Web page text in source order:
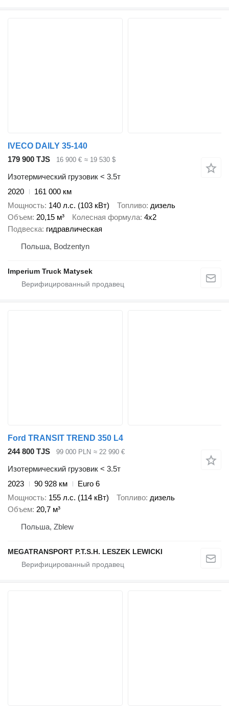
IVECO DAILY 35-140
179 900 TJS
16 900 € ≈ 19 530 $
Изотермический грузовик < 3.5т
2020
161 000 км
Мощность 140 л.с. (103 кВт) Топливо дизель
Объем 20,15 м³ Колесная формула 4x2
Подвеска гидравлическая
Польша, Bodzentyn
Imperium Truck Matysek
Ford TRANSIT TREND 350 L4
244 800 TJS
99 000 PLN ≈ 22 990 €
Изотермический грузовик < 3.5т
2023
90 928 км
Euro 6
Мощность 155 л.с. (114 кВт) Топливо дизель
Объем 20,7 м³
Польша, Zblew
MEGATRANSPORT P.T.S.H. LESZEK LEWICKI